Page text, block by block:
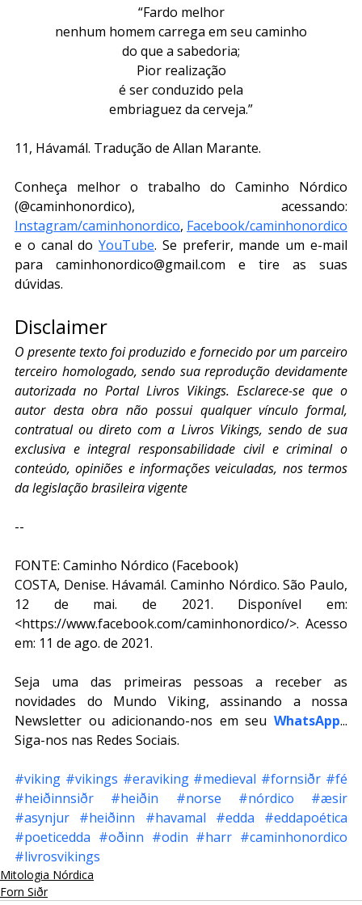
“Fardo melhor
nenhum homem carrega em seu caminho
do que a sabedoria;
Pior realização
é ser conduzido pela
embriaguez da cerveja.”
11, Hávamál. Tradução de Allan Marante.
Conheça melhor o trabalho do Caminho Nórdico
Instagram/caminhonordico, Facebook/caminhonordico
e o canal do YouTube. Se preferir, mande um e-mail
para caminhonordico@gmail.com e tire as suas
dúvidas.
Disclaimer
O presente texto foi produzido e fornecido por um parceiro
terceiro homologado, sendo sua reprodução devidamente
autorizada no Portal Livros Vikings. Esclarece-se que o
autor desta obra não possui qualquer vínculo formal,
contratual ou direto com a Livros Vikings, sendo de sua
exclusiva e integral responsabilidade civil e criminal o
conteúdo, opiniões e informações veiculadas, nos termos
da legislação brasileira vigente
--
FONTE: Caminho Nórdico (Facebook)
COSTA, Denise. Hávamál. Caminho Nórdico. São Paulo,
12 de mai. de 2021. Disponível em:
<https://www.facebook.com/caminhonordico/>. Acesso
em: 11 de ago. de 2021.
Seja uma das primeiras pessoas a receber as
novidades do Mundo Viking, assinando a nossa
Newsletter ou adicionando-nos em seu WhatsApp...
Siga-nos nas Redes Sociais.
#viking #vikings #eraviking #medieval #fornsiðr #fé
#heiðinnsiðr
#heiðin #norse #nórdico
#æsir
#asynjur #heiðinn #havamal #edda
#eddapoética
#poeticedda #oðinn #odin #harr #caminhonordico
#livrosvikings
Mitologia Nórdica
Forn Siðr